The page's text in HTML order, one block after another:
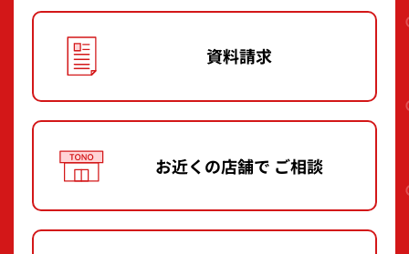
資料請求
お近くの店舗で ご相談